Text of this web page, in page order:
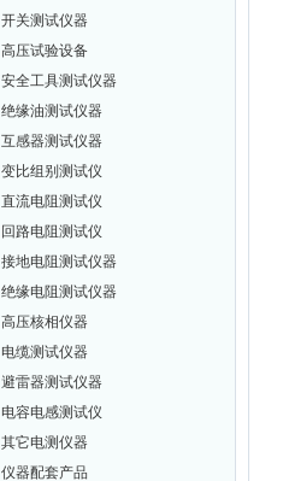
开关测试仪器
高压试验设备
安全工具测试仪器
绝缘油测试仪器
互感器测试仪器
变比组别测试仪
直流电阻测试仪
回路电阻测试仪
接地电阻测试仪器
绝缘电阻测试仪器
高压核相仪器
电缆测试仪器
避雷器测试仪器
电容电感测试仪
其它电测仪器
仪器配套产品